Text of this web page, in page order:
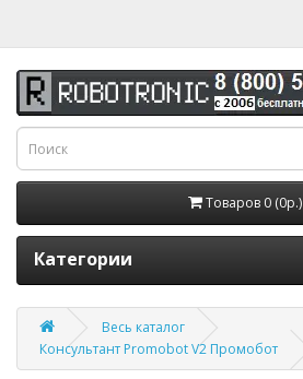
Товаров 0 (0р.)
Категории
Весь каталог
Консультант Promobot V2 Промобот